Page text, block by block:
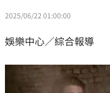
2025/06/22 01:00:00
娛樂中心／綜合報導